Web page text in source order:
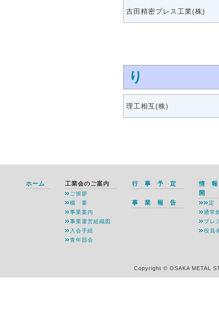
吉田精密プレス工業(株)
り
理工相互(株)
ホーム 工業会のご案内
ご挨拶
概 要
事業案内
事業運営組織図
入会手続
青年部会
行 事 予 定
事 業 報 告
情
開
定
通常
プレ
役員
Copyright © OSAKA METAL